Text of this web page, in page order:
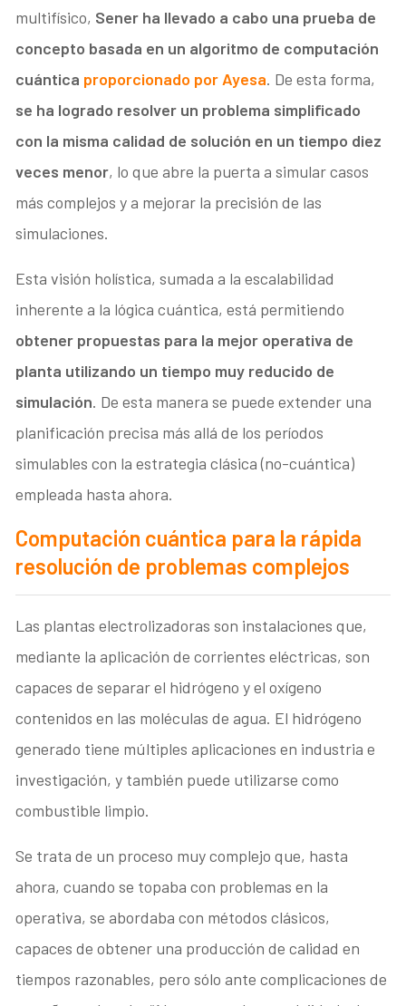
multifísico, Sener ha llevado a cabo una prueba de
concepto basada en un algoritmo de computación
cuántica proporcionado por Ayesa. De esta forma,
se ha logrado resolver un problema simplificado
con la misma calidad de solución en un tiempo diez
veces menor, lo que abre la puerta a simular casos
más complejos y a mejorar la precisión de las
simulaciones.
Esta visión holística, sumada a la escalabilidad
inherente a la lógica cuántica, está permitiendo
obtener propuestas para la mejor operativa de
planta utilizando un tiempo muy reducido de
simulación. De esta manera se puede extender una
planificación precisa más allá de los períodos
simulables con la estrategia clásica (no-cuántica)
empleada hasta ahora.
Computación cuántica para la rápida
resolución de problemas complejos
Las plantas electrolizadoras son instalaciones que,
mediante la aplicación de corrientes eléctricas, son
capaces de separar el hidrógeno y el oxígeno
contenidos en las moléculas de agua. El hidrógeno
generado tiene múltiples aplicaciones en industria e
investigación, y también puede utilizarse como
combustible limpio.
Se trata de un proceso muy complejo que, hasta
ahora, cuando se topaba con problemas en la
operativa, se abordaba con métodos clásicos,
capaces de obtener una producción de calidad en
tiempos razonables, pero sólo ante complicaciones de